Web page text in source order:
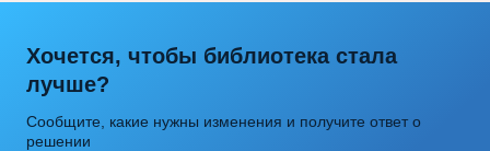
Хочется, чтобы библиотека стала
лучше?
Сообщите, какие нужны изменения и получите ответ о
решении